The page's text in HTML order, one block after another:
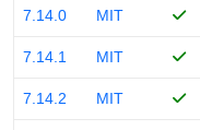
7.14.0 MIT
7.14.1 MIT
7.14.2 MIT